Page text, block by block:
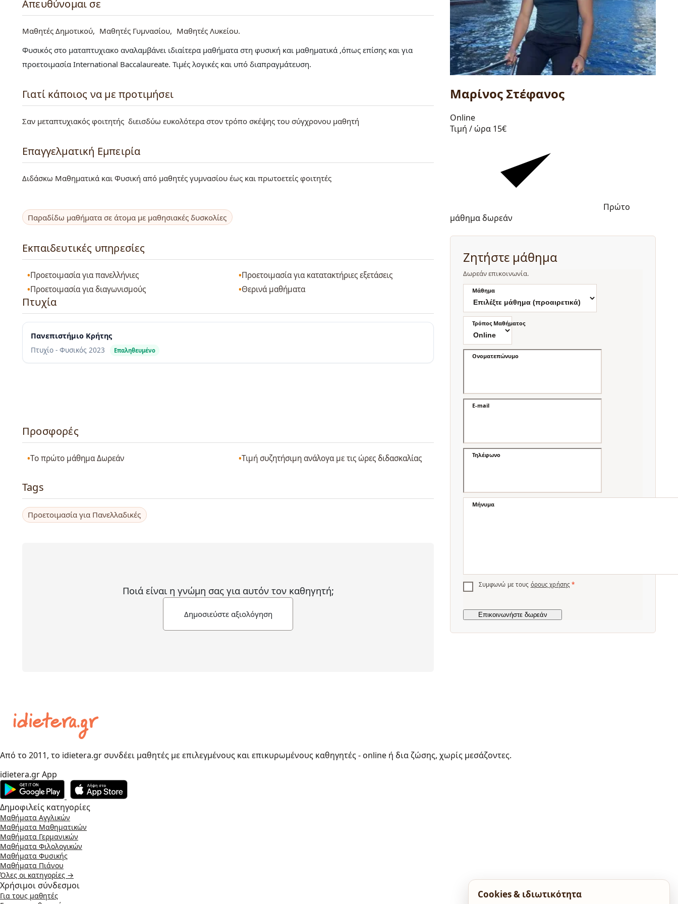
Απευθύνομαι σε
Μαθητές Δημοτικού Μαθητές Γυμνασίου
Μαθητές Λυκείου
Φυσικός στο ματαπτυχιακο αναλαμβάνει ιδιαίτερα μαθήματα στη φυσική και μαθηματικά ,όπως επίσης και για
προετοιμασία International Baccalaureate. Τιμές λογικές και υπό διαπραγμάτευση.
Γιατί κάποιος να με προτιμήσει
Σαν μεταπτυχιακός φοιτητής διεισδύω ευκολότερα στον τρόπο σκέψης του σύγχρονου μαθητή
Επαγγελματική Εμπειρία
Διδάσκω Μαθηματικά και Φυσική από μαθητές γυμνασίου έως και πρωτοετείς φοιτητές
Παραδίδω μαθήματα σε άτομα με μαθησιακές δυσκολίες
Εκπαιδευτικές υπηρεσίες
Προετοιμασία για πανελλήνιες
Προετοιμασία για κατατακτήριες εξετάσεις
Προετοιμασία για διαγωνισμούς
Θερινά μαθήματα
Πτυχία
Πανεπιστήμιο Κρήτης
Πτυχίο - Φυσικός 2023 Επαληθευμένο
Προσφορές
Το πρώτο μάθημα Δωρεάν Τιμή συζητήσιμη ανάλογα με τις ώρες διδασκαλίας
Tags
Προετοιμασία για Πανελλαδικές
Ποιά είναι η γνώμη σας για αυτόν τον καθηγητή;
Δημοσιεύστε αξιολόγηση
Μαρίνος Στέφανος
Online
Τιμή / ώρα 15€
Πρώτο
μάθημα δωρεάν
Ζητήστε μάθημα
Δωρεάν επικοινωνία.
Μάθημα
Τρόπος Μαθήματος
Ονοματεπώνυμο
E-mail
Τηλέφωνο
Μήνυμα
Συμφωνώ με τους όρους χρήσης *
Από το 2011, το idietera.gr συνδέει μαθητές με επιλεγμένους και επικυρωμένους καθηγητές - online ή δια ζώσης, χωρίς μεσάζοντες.
idietera.gr App
Δημοφιλείς κατηγορίες
Μαθήματα Αγγλικών
Μαθήματα Μαθηματικών
Μαθήματα Γερμανικών
Μαθήματα Φιλολογικών
Μαθήματα Φυσικής
Μαθήματα Πιάνου
Όλες οι κατηγορίες →
Χρήσιμοι σύνδεσμοι
Για τους μαθητές
Cookies & ιδιωτικότητα